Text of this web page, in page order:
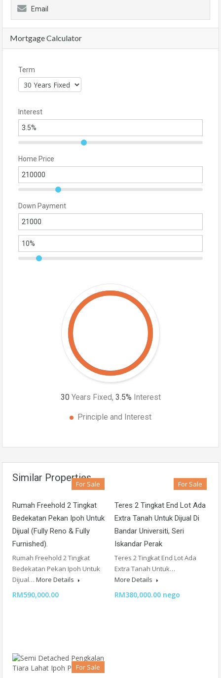
Email
Mortgage Calculator
Term
Interest
Home Price
Down Payment
30 Years Fixed, 3.5% Interest
Principle and Interest
Similar Properties
For Sale
Rumah Freehold 2 Tingkat
Bedekatan Pekan Ipoh Untuk
Dijual (Fully Reno & Fully
Furnished).
Rumah Freehold 2 Tingkat
Bedekatan Pekan Ipoh Untuk
Dijual… More Details
RM590,000.00
For Sale
Teres 2 Tingkat End Lot Ada
Extra Tanah Untuk Dijual Di
Bandar Universiti, Seri
Iskandar Perak
Teres 2 Tingkat End Lot Ada
Extra Tanah Untuk…
More Details
RM380,000.00 nego
For Sale